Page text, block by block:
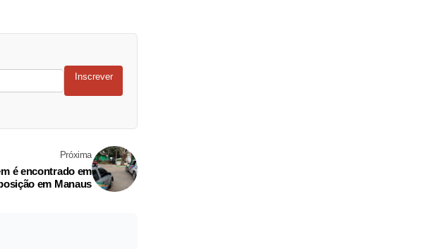
Inscrever
Próxima
é encontrado em
em Manaus